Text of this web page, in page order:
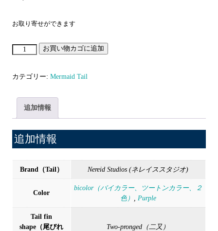
お取り寄せができます
Dawnbreaker
mermaid
お買い物カゴに追加
カテゴリー: Mermaid Tail
追加情報
追加情報
Brand（Tail） Nereid Studios (ネレイススタジオ)
Color
bicolor（バイカラー、ツートンカラー、２
色）
Purple
Tail fin
shape（尾びれ
Two-pronged（二又）